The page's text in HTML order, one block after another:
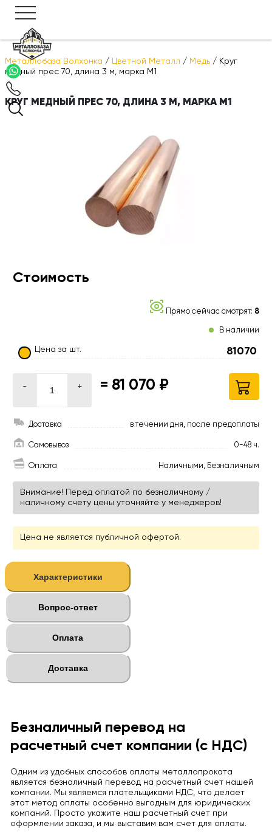
Металлобаза Волхонка / Цветной Металл / Медь / Круг
медный прес 70, длина 3 м, марка М1
КРУГ МЕДНЫЙ ПРЕС 70, ДЛИНА 3 М, МАРКА М1
Стоимость
Прямо сейчас смотрят: 8
В наличии
Цена за шт. 81070
- + = 81 070 ₽
Доставка в течении дня, после предоплаты
Самовывоз 0-48 ч.
Оплата Наличными, Безналичным
Внимание! Перед оплатой по безналичному /
наличному счету цены уточняйте у менеджеров!
Цена не является публичной офертой.
Характеристики
Вопрос-ответ
Оплата
Доставка
Безналичный перевод на
расчетный счет компании (с НДС)
Одним из удобных способов оплаты металлопроката
является безналичный перевод на расчетный счет нашей
компании. Мы являемся плательщиками НДС, что делает
этот метод оплаты особенно выгодным для юридических
компаний. Просто укажите наш расчетный счет при
оформлении заказа, и мы выставим вам счет для оплаты.